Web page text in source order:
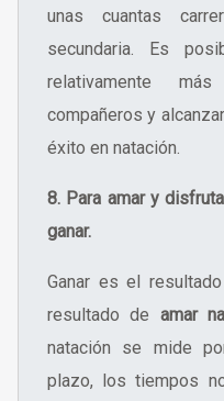
unas cuantas
secundaria. Es
relativamente
compañeros y
éxito en natación.
8. Para amar y
ganar.
Ganar es el
resultado de amar
natación se mide
plazo, los tiempos